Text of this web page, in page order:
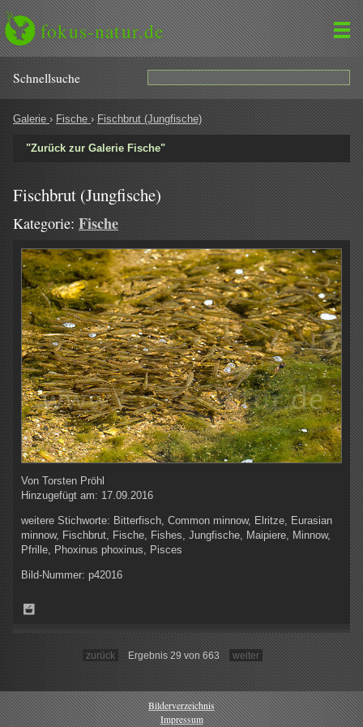
fokus-natur.de
Schnell­suche
Galerie › Fische › Fischbrut (Jungfische)
"Zurück zur Galerie Fische"
Fischbrut (Jungfische)
Kategorie: Fische
Von Torsten Pröhl
Hinzugefügt am: 17.09.2016
weitere Stichworte: Bitterfisch, Common minnow, Elritze, Eurasian
minnow, Fischbrut, Fische, Fishes, Jungfische, Maipiere, Minnow,
Pfrille, Phoxinus phoxinus, Pisces
Bild-Nummer: p42016
zurück Ergebnis 29 von 663 weiter
Bilderverzeichnis
Impressum